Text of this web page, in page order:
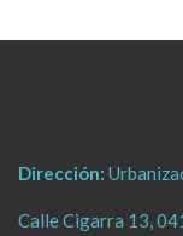
Dirección:
Calle Cigarra 13,